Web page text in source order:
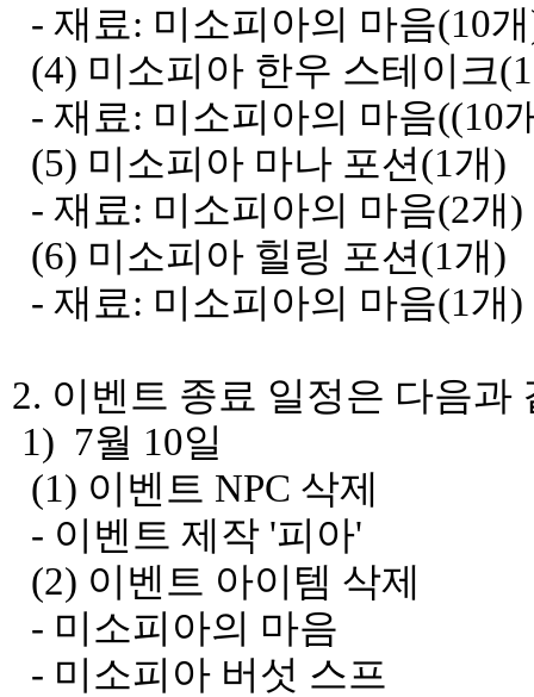
- 재료: 미소피아의 마음(10
(4) 미소피아 한우 스테이크
- 재료: 미소피아의 마음((10
(5) 미소피아 마나 포션(1개)
- 재료: 미소피아의 마음(2개)
(6) 미소피아 힐링 포션(1개)
- 재료: 미소피아의 마음(1개)
2. 이벤트 종료 일정은 다음과
1) 7월 10일
(1) 이벤트 NPC 삭제
- 이벤트 제작 '피아'
(2) 이벤트 아이템 삭제
- 미소피아의 마음
- 미소피아 버섯 스프